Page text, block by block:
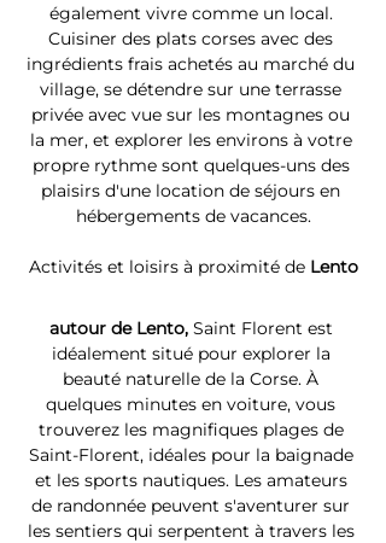
également vivre comme un local.
Cuisiner des plats corses avec des
ingrédients frais achetés au marché du
village, se détendre sur une terrasse
privée avec vue sur les montagnes ou
la mer, et explorer les environs à votre
propre rythme sont quelques-uns des
plaisirs d'une location de séjours en
hébergements de vacances.
Activités et loisirs à proximité de Lento
autour de Lento, Saint Florent est
idéalement situé pour explorer la
beauté naturelle de la Corse. À
quelques minutes en voiture, vous
trouverez les magnifiques plages de
Saint-Florent, idéales pour la baignade
et les sports nautiques. Les amateurs
de randonnée peuvent s'aventurer sur
les sentiers qui serpentent à travers les